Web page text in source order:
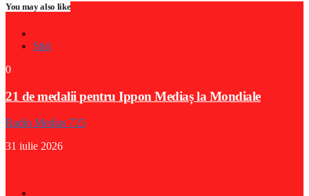
You may also like
Stiri
0
21 de medalii pentru Ippon Mediaș la Mondiale
Radio Medias 725
31 iulie 2026